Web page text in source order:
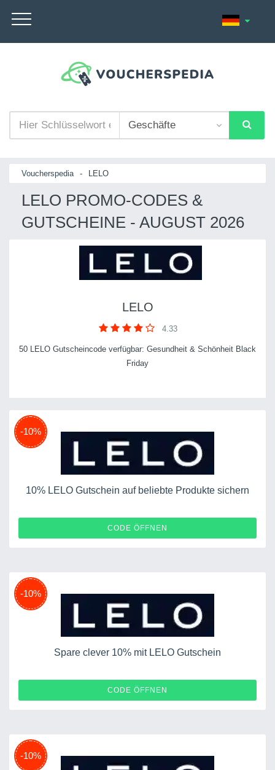
Voucherspedia - LELO
LELO PROMO-CODES &
GUTSCHEINE - AUGUST 2026
LELO
4.33
50 LELO Gutscheincode verfügbar: Gesundheit & Schönheit Black
Friday
-10%
10% LELO Gutschein auf beliebte Produkte sichern
CODE ÖFFNEN
-10%
Spare clever 10% mit LELO Gutschein
CODE ÖFFNEN
-10%